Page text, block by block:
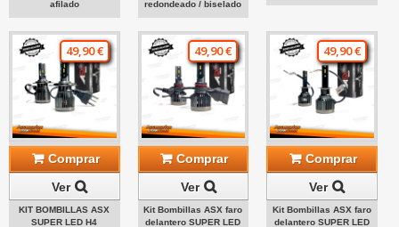
afilado
redondeado / biselado
49,90 €
Comprar
Ver
KIT BOMBILLAS ASX
SUPER LED H4
49,90 €
Comprar
Ver
Kit Bombillas ASX faro
delantero SUPER LED
49,90 €
Comprar
Ver
Kit Bombillas ASX faro
delantero SUPER LED